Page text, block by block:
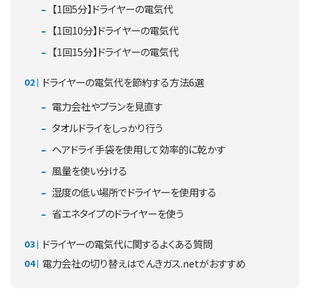
【1回5分】ドライヤーの電気代
【1回10分】ドライヤーの電気代
【1回15分】ドライヤーの電気代
ドライヤーの電気代を節約する方法6選
電力会社やプランを見直す
タオルドライをしっかり行う
ヘアドライ手袋を使用して効率的に乾かす
風量を使い分ける
湿度の低い場所でドライヤーを使用する
省エネタイプのドライヤーを使う
ドライヤーの電気代に関するよくある質問
電力会社の切り替えはでんきガス.netがおすすめ